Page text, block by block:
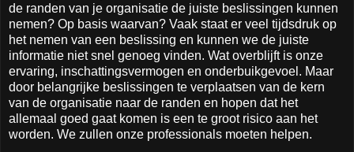
de randen van je organisatie de juiste beslissingen kunnen
nemen? Op basis waarvan? Vaak staat er veel tijdsdruk op
het nemen van een beslissing en kunnen we de juiste
informatie niet snel genoeg vinden. Wat overblijft is onze
ervaring, inschattingsvermogen en onderbuikgevoel. Maar
door belangrijke beslissingen te verplaatsen van de kern
van de organisatie naar de randen en hopen dat het
allemaal goed gaat komen is een te groot risico aan het
worden. We zullen onze professionals moeten helpen.